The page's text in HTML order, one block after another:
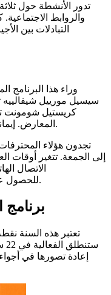
تدور الأنشطة حول
والروابط
التبادلات بين
وراء هذا البرنامج
سيسيل مورييل
كريستيل شومونت
المعارض. إيمانويل دريانو تضمن بدورها استقبالًا شخصيًا.
تجدون هؤلاء
إلى الجمعة. تتغير أوقات
(culture@landivisiau.fr) للحصول على ردود سريعة.
برنامج
تعتبر هذه السنة
ستنطلق الفعالية في 22 سبتمبر مع
إعادة تصورها في